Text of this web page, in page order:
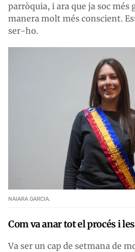
parròquia, i ara que ja soc més
manera molt més conscient.
ser-ho.
NAIARA GARCIA.
Com va anar tot el procés i
Va ser un cap de setmana de